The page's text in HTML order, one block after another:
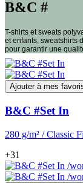
B&C #
T-shirts et sweats
et enfants, sweatshirts
pour garantir une
Ajouter à mes
B&C #Set In
280 g/m² / Classic
+31